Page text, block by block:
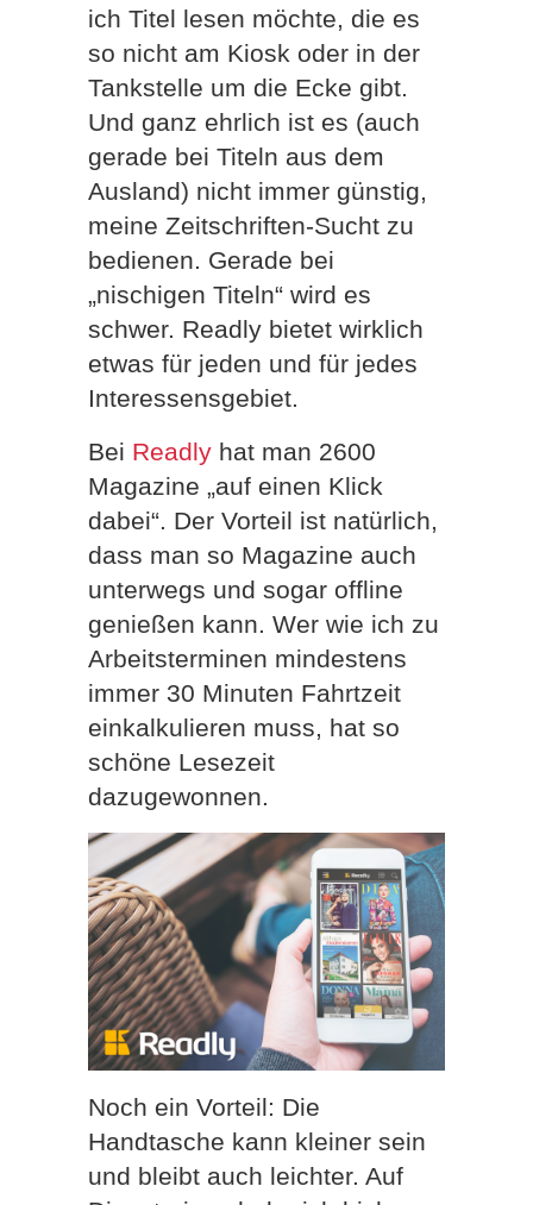
ich Titel lesen möchte, die es
so nicht am Kiosk oder in der
Tankstelle um die Ecke gibt.
Und ganz ehrlich ist es (auch
gerade bei Titeln aus dem
Ausland) nicht immer günstig,
meine Zeitschriften-Sucht zu
bedienen. Gerade bei
„nischigen Titeln“ wird es
schwer. Readly bietet wirklich
etwas für jeden und für jedes
Interessensgebiet.
Bei Readly hat man 2600
Magazine „auf einen Klick
dabei“. Der Vorteil ist natürlich,
dass man so Magazine auch
unterwegs und sogar offline
genießen kann. Wer wie ich zu
Arbeitsterminen mindestens
immer 30 Minuten Fahrtzeit
einkalkulieren muss, hat so
schöne Lesezeit
dazugewonnen.
Noch ein Vorteil: Die
Handtasche kann kleiner sein
und bleibt auch leichter. Auf